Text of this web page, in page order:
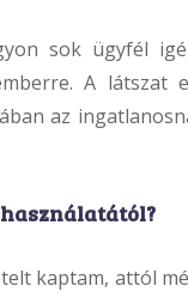
sok ügyfél
A látszat
az
kaptam, attól